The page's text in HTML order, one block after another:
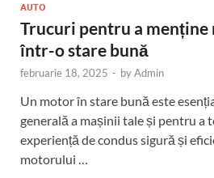
AUTO
Trucuri pentru a
într-o stare bună
februarie 18, 2025 - byAdmin
Un motor în stare bună este
generală a mașinii tale și pentru a
experiență de condus sigură și
motorului …